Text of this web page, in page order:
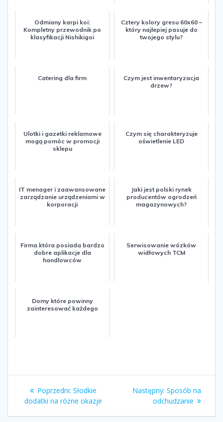
Odmiany karpi koi:
Kompletny przewodnik po
klasyfikacji Nishikigoi
Cztery kolory gresu 60x60 –
który najlepiej pasuje do
twojego stylu?
Catering dla firm
Czym jest inwentaryzacja
drzew?
Ulotki i gazetki reklamowe
mogą pomóc w promocji
sklepu
Czym się charakteryzuje
oświetlenie LED
IT menager i zaawansowane
zarządzanie urządzeniami w
korporacji
Jaki jest polski rynek
producentów ogrodzeń
magazynowych?
Firma która posiada bardzo
dobre aplikacje dla
handlowców
Serwisowanie wózków
widłowych TCM
Domy które powinny
zainteresować każdego
Nawigacja
wpisu
Poprzedni: Poprzedni
wpis:
Słodkie
dodatki na różne okazje
Następny: Następny
wpis:
Sposób na
odchudzanie